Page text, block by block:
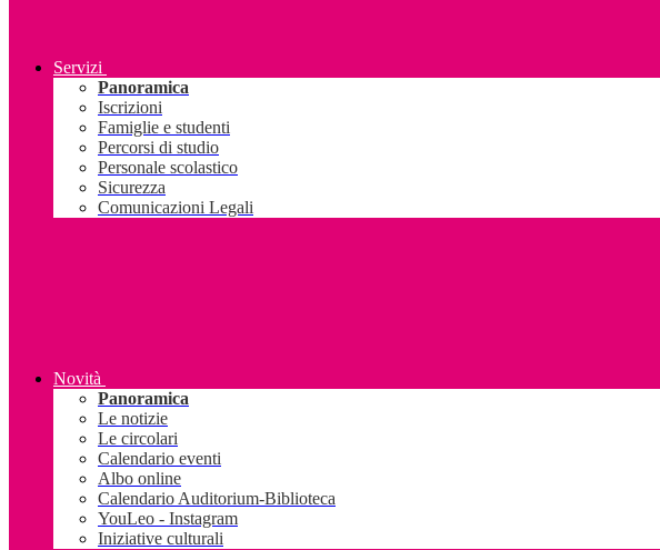
Servizi
Panoramica
Iscrizioni
Famiglie e studenti
Percorsi di studio
Personale scolastico
Sicurezza
Comunicazioni Legali
Novità
Panoramica
Le notizie
Le circolari
Calendario eventi
Albo online
Calendario Auditorium-Biblioteca
YouLeo - Instagram
Iniziative culturali